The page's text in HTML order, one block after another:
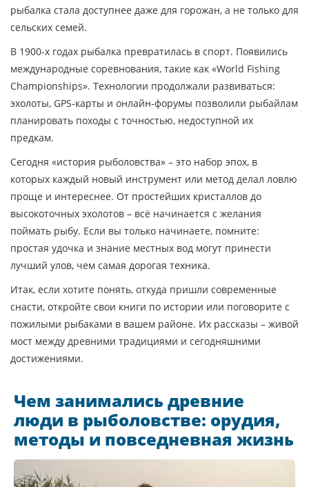
рыбалка стала доступнее даже для горожан, а не только для
сельских семей.
В 1900‑х годах рыбалка превратилась в спорт. Появились
международные соревнования, такие как «World Fishing
Championships». Технологии продолжали развиваться:
эхолоты, GPS‑карты и онлайн‑форумы позволили рыбайлам
планировать походы с точностью, недоступной их
предкам.
Сегодня «история рыболовства» – это набор эпох, в
которых каждый новый инструмент или метод делал ловлю
проще и интереснее. От простейших кристаллов до
высокоточных эхолотов – всё начинается с желания
поймать рыбу. Если вы только начинаете, помните:
простая удочка и знание местных вод могут принести
лучший улов, чем самая дорогая техника.
Итак, если хотите понять, откуда пришли современные
снасти, откройте свои книги по истории или поговорите с
пожилыми рыбаками в вашем районе. Их рассказы – живой
мост между древними традициями и сегодняшними
достижениями.
Чем занимались древние
люди в рыболовстве: орудия,
методы и повседневная жизнь